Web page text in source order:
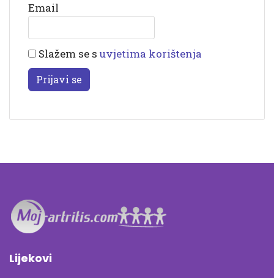
Email
Slažem se s uvjetima korištenja
Prijavi se
Lijekovi